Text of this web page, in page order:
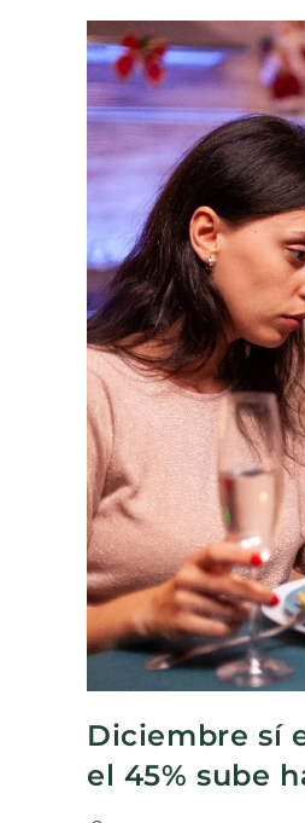
Diciembre sí
el 45% sube